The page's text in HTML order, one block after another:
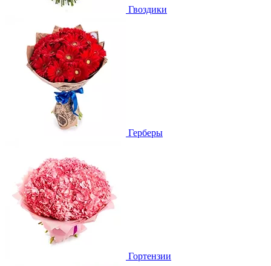
Гвоздики
Герберы
Гортензии